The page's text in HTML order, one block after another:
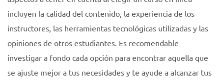
incluyen la calidad del contenido, la experiencia de los
instructores, las herramientas tecnológicas utilizadas y las
opiniones de otros estudiantes. Es recomendable
investigar a fondo cada opción para encontrar aquella que
se ajuste mejor a tus necesidades y te ayude a alcanzar tus